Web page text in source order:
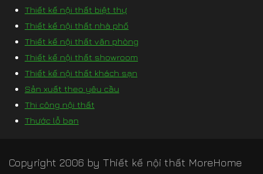
Thiết kế nội thất biệt thự
Thiết kế nội thất nhà phố
Thiết kế nội thất văn phòng
Thiết kế nội thất showroom
Thiết kế nội thất khách sạn
Sản xuất theo yêu cầu
Thi công nội thất
Thước lỗ ban
Copyright 2006 by Thiết kế nội thất MoreHome